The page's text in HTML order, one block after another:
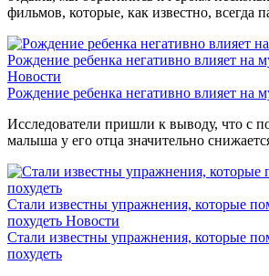
фильмов, которые, как известно, всегда
Рождение ребенка негативно влияет на
Новости
Рождение ребенка негативно влияет на
Исследователи пришли к выводу, что с
малыша у его отца значительно
Стали известны упражнения, которые
похудеть Новости
Стали известны упражнения, которые
похудеть